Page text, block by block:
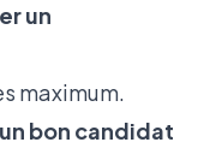
un
maximum.
bon candidat